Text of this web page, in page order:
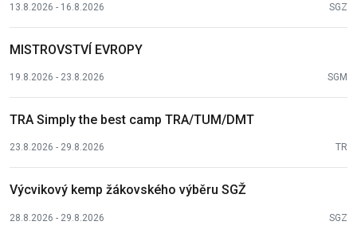
13.8.2026 - 16.8.2026 SGZ
MISTROVSTVÍ EVROPY
19.8.2026 - 23.8.2026 SGM
TRA Simply the best camp TRA/TUM/DMT
23.8.2026 - 29.8.2026 TR
Výcvikový kemp žákovského výběru SGŽ
28.8.2026 - 29.8.2026 SGZ